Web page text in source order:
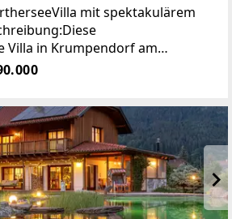
mit spektakulärem
Villa in Krumpendorf am
großzügiges Wohnen, exklusive
unvergleichliche Aussicht in